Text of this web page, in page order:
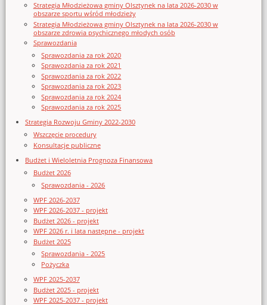
Strategia Młodzieżowa gminy Olsztynek na lata 2026-2030 w
obszarze sportu wśród młodzieży
Strategia Młodzieżowa gminy Olsztynek na lata 2026-2030 w
obszarze zdrowia psychicznego młodych osób
Sprawozdania
Sprawozdania za rok 2020
Sprawozdania za rok 2021
Sprawozdania za rok 2022
Sprawozdania za rok 2023
Sprawozdania za rok 2024
Sprawozdania za rok 2025
Strategia Rozwoju Gminy 2022-2030
Wszczęcie procedury
Konsultacje publiczne
Budżet i Wieloletnia Prognoza Finansowa
Budżet 2026
Sprawozdania - 2026
WPF 2026-2037
WPF 2026-2037 - projekt
Budżet 2026 - projekt
WPF 2026 r. i lata następne - projekt
Budżet 2025
Sprawozdania - 2025
Pożyczka
WPF 2025-2037
Budżet 2025 - projekt
WPF 2025-2037 - projekt